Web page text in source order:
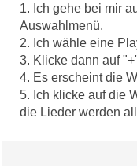
1. Ich gehe bei mir
Auswahlmenü.
2. Ich wähle eine
3. Klicke dann auf
4. Es erscheint die
5. Ich klicke auf die
die Lieder werden